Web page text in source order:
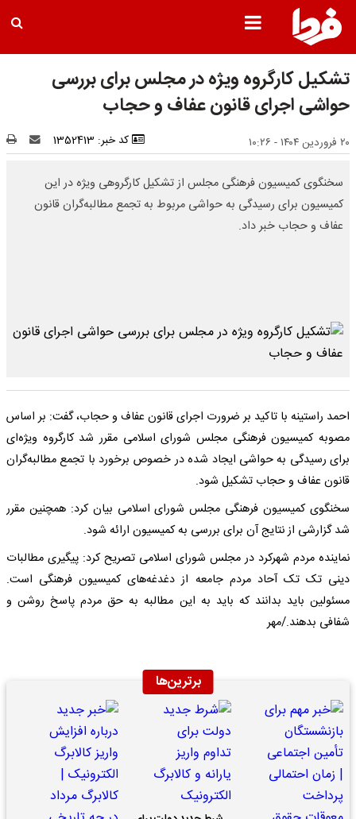
تشکیل کارگروه ویژه در مجلس برای بررسی
حواشی اجرای قانون عفاف و حجاب
۲۰ فروردین ۱۴۰۴ - ۱۰:۲۶ کد خبر: 1352413
سخنگوی کمیسیون فرهنگی مجلس از تشکیل کارگروهی ویژه در این
کمیسیون برای رسیدگی به حواشی مربوط به تجمع مطالبه‌گران قانون
عفاف و حجاب خبر داد.
احمد راستینه با تاکید بر ضرورت اجرای قانون عفاف و حجاب، گفت: بر اساس
مصوبه کمیسیون فرهنگی مجلس شورای اسلامی مقرر شد کارگروه ویژه‌ای
برای رسیدگی به حواشی ایجاد شده در خصوص برخورد با تجمع مطالبه‌گران
قانون عفاف و حجاب تشکیل شود.
سخنگوی کمیسیون فرهنگی مجلس شورای اسلامی بیان کرد: همچنین مقرر
شد گزارشی از نتایج آن برای بررسی به کمیسیون ارائه شود.
نماینده مردم شهرکرد در مجلس شورای اسلامی تصریح کرد: پیگیری مطالبات
دینی تک تک آحاد مردم جامعه از دغدغه‌های کمیسیون فرهنگی است.
مسئولین باید بدانند که باید به این مطالبه به حق مردم پاسخ روشن و
شفافی بدهند./مهر
برترین‌ها